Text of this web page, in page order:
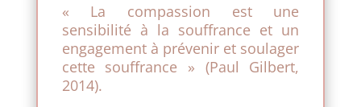
« La compassion est une
sensibilité à la souffrance et un
engagement à prévenir et soulager
cette souffrance » (Paul Gilbert,
2014).